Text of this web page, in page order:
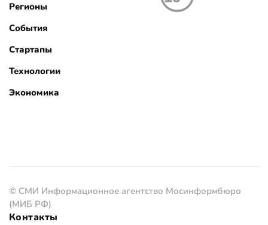
Регионы
События
Стартапы
Технологии
Экономика
© СМИ Информационное агентство Мосинформбюро
(МИБ РФ)
Контакты